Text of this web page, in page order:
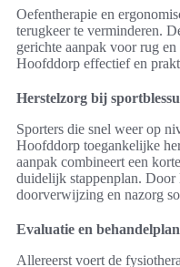
Oefentherapie en
terugkeer te verminderen.
gerichte aanpak voor rug
Hoofddorp effectief en
Herstelzorg bij
Sporters die snel weer op
Hoofddorp toegankelijke
aanpak combineert een
duidelijk stappenplan.
doorverwijzing en nazorg
Evaluatie en
Allereerst voert de